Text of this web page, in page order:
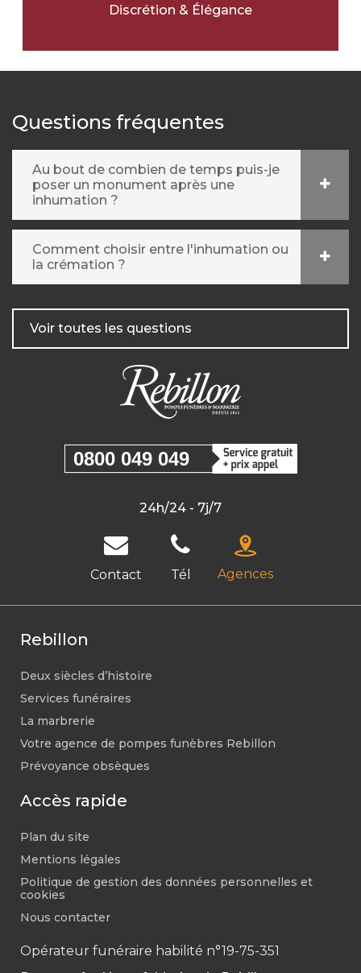
Discrétion & Élégance
Questions fréquentes
Au bout de combien de temps puis-je
poser un monument après une
inhumation ?
Comment choisir entre l'inhumation ou
la crémation ?
Voir toutes les questions
0800 049 049
24h/24 - 7j/7
Contact Tél Agences
Rebillon
Deux siècles d’histoire
Services funéraires
La marbrerie
Votre agence de pompes funèbres Rebillon
Prévoyance obsèques
Accès rapide
Plan du site
Mentions légales
Politique de gestion des données personnelles et
cookies
Nous contacter
Opérateur funéraire habilité n°19-75-351